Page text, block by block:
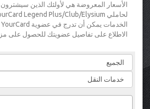
الأسعار المعروضة هي لأولئك الذين سيشترون
الاطلاع على تفاصيل عضويتك للحصول على